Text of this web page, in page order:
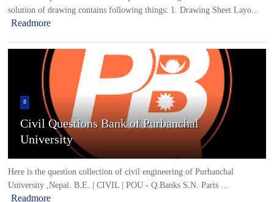
Readmore
Civil Questions Bank of Purbanchal
University
Here is the question collection of civil engineering of Purbanchal
University ,Nepal. B.E. | CIVIL | POU - Q.Banks S.N. Parts ...
Readmore